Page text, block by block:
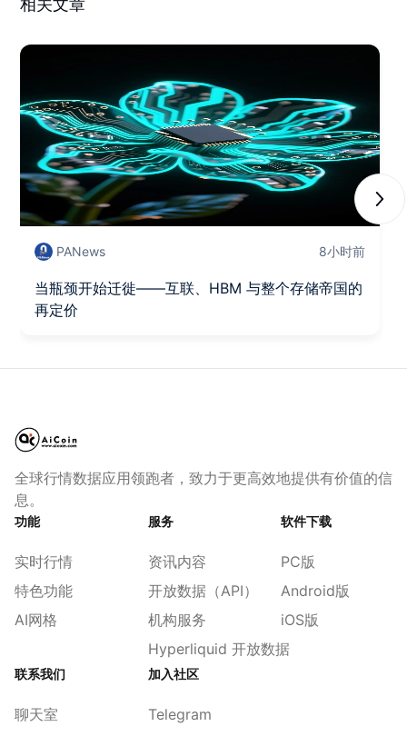
相关文章
PANews 8小时前
当瓶颈开始迁徙——互联、HBM 与整个存储帝国的
再定价
全球行情数据应用领跑者，致力于更高效地提供有价值的信
息。
功能
实时行情
特色功能
AI网格
服务
资讯内容
开放数据（API）
机构服务
Hyperliquid 开放数据
软件下载
PC版
Android版
iOS版
联系我们
聊天室
加入社区
Telegram